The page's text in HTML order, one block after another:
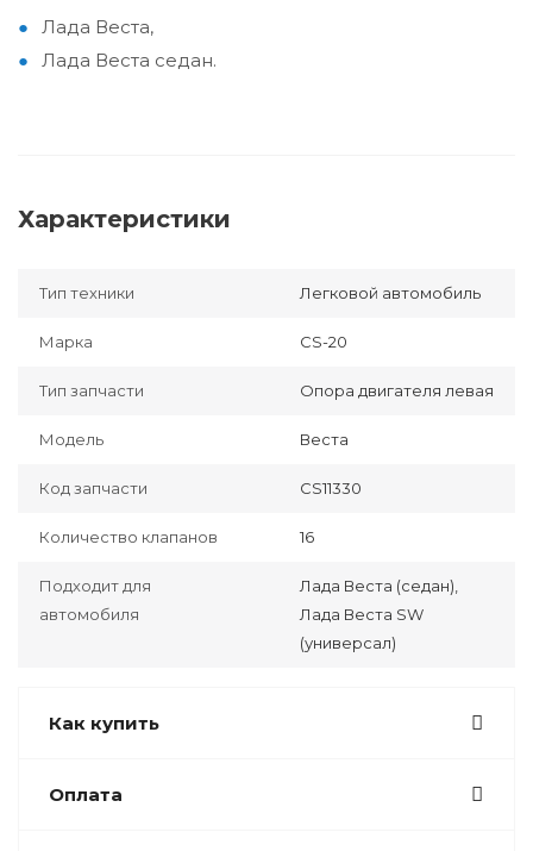
Лада Веста,
Лада Веста седан.
Характеристики
Тип техники Легковой автомобиль
Марка CS-20
Тип запчасти Опора двигателя левая
Модель Веста
Код запчасти CS11330
Количество клапанов 16
Подходит для
автомобиля
Лада Веста (седан),
Лада Веста SW
(универсал)
Как купить
Оплата